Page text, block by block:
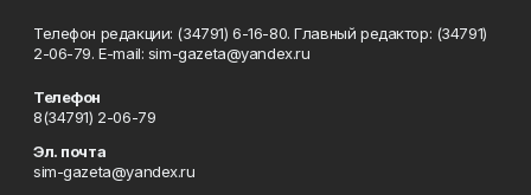
Телефон редакции: (34791) 6-16-80. Главный редактор: (34791)
2-06-79. Е-mаil: sim-gazeta@yandex.ru
Телефон
8(34791) 2-06-79
Эл. почта
sim-gazeta@yandex.ru